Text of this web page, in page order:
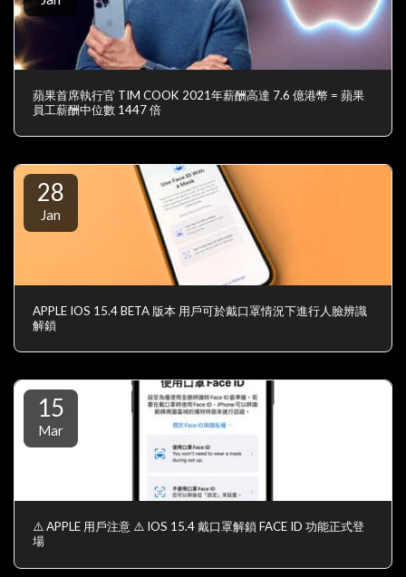
蘋果首席執行官 TIM COOK 2021年薪酬高達 7.6 億港幣 = 蘋果
員工薪酬中位數 1447 倍
28
Jan
APPLE IOS 15.4 BETA 版本 用戶可於戴口罩情況下進行人臉辨識
解鎖
15
Mar
⚠️ APPLE 用戶注意 ⚠️ IOS 15.4 戴口罩解鎖 FACE ID 功能正式登
場